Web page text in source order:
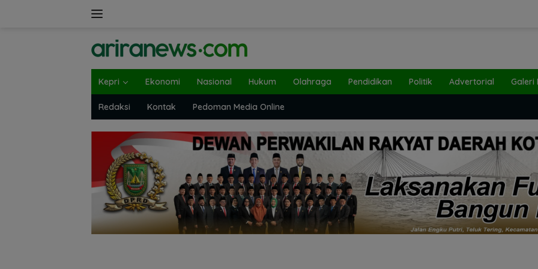
Kepri Ekonomi Nasional Hukum Olahraga Pendidikan Politik Advertorial Galeri
Redaksi Kontak Pedoman Media Online